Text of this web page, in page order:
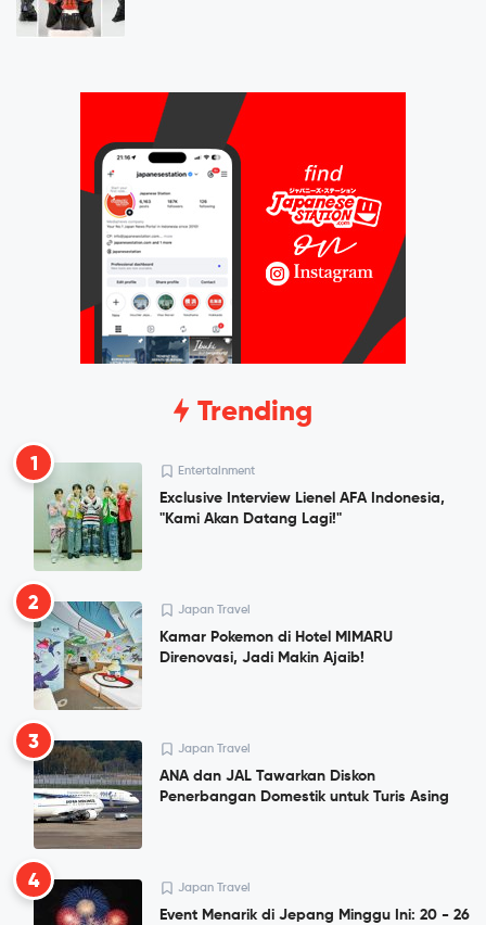
Trending
1 Entertainment
Exclusive Interview Lienel AFA Indonesia,
"Kami Akan Datang Lagi!"
2 Japan Travel
Kamar Pokemon di Hotel MIMARU
Direnovasi, Jadi Makin Ajaib!
3 Japan Travel
ANA dan JAL Tawarkan Diskon
Penerbangan Domestik untuk Turis Asing
4 Japan Travel
Event Menarik di Jepang Minggu Ini: 20 - 26